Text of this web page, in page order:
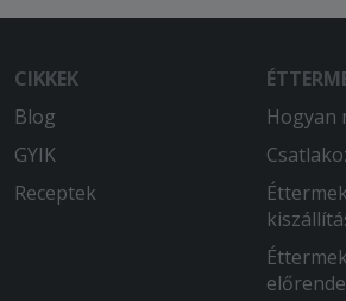
CIKKEK
Blog
GYIK
Receptek
Hogyan